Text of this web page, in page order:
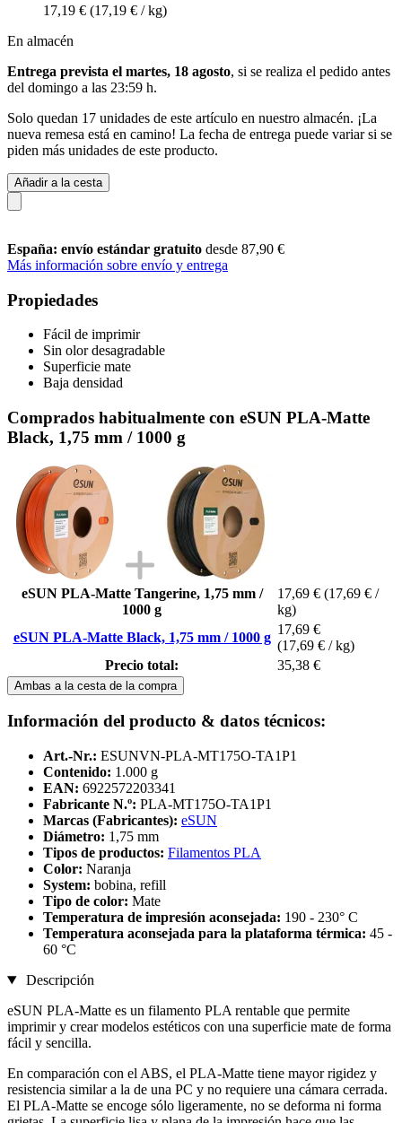
17,19 € (17,19 € / kg)
En almacén
Entrega prevista el martes, 18 agosto, si se realiza el pedido antes
del domingo a las 23:59 h.
Solo quedan 17 unidades de este artículo en nuestro almacén. ¡La
nueva remesa está en camino! La fecha de entrega puede variar si se
piden más unidades de este producto.
Añadir a la cesta
España: envío estándar gratuito desde 87,90 €
Más información sobre envío y entrega
Propiedades
Fácil de imprimir
Sin olor desagradable
Superficie mate
Baja densidad
Comprados habitualmente con eSUN PLA-Matte
Black, 1,75 mm / 1000 g
eSUN PLA-Matte Tangerine, 1,75 mm /
1000 g
17,69 € (17,69 € /
kg)
eSUN PLA-Matte Black, 1,75 mm / 1000 g
17,69 €
(17,69 € / kg)
Precio total:
35,38 €
Ambas a la cesta de la compra
Información del producto & datos técnicos:
Art.-Nr.: ESUNVN-PLA-MT175O-TA1P1
Contenido: 1.000 g
EAN: 6922572203341
Fabricante N.º: PLA-MT175O-TA1P1
Marcas (Fabricantes): eSUN
Diámetro: 1,75 mm
Tipos de productos: Filamentos PLA
Color: Naranja
System: bobina, refill
Tipo de color: Mate
Temperatura de impresión aconsejada: 190 - 230° C
Temperatura aconsejada para la plataforma térmica: 45 -
60 °C
Descripción
eSUN PLA-Matte es un filamento PLA rentable que permite
imprimir y crear modelos estéticos con una superficie mate de forma
fácil y sencilla.
En comparación con el ABS, el PLA-Matte tiene mayor rigidez y
resistencia similar a la de una PC y no requiere una cámara cerrada.
El PLA-Matte se encoge sólo ligeramente, no se deforma ni forma